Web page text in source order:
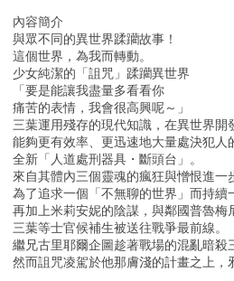
內容簡介
與眾不同的異世界蹂躪故事！
這個世界，為我而轉動。
少女純潔的「詛咒」蹂躪異世界
「要是能讓我盡量多看看你
痛苦的表情，我會很高興呢～」
三葉運用殘存的現代知識，在異世界開
能夠更有效率、更迅速地大量處決犯人
全新「人道處刑器具・斷頭台」。
來自其體內三個靈魂的瘋狂與憎恨進一
為了追求一個「不無聊的世界」而持續
再加上米莉安妮的陰謀，與鄰國普魯梅
三葉等士官候補生被送往戰爭最前線。
繼兄古里耶爾企圖趁著戰場的混亂暗殺
然而詛咒凌駕於他那膚淺的計畫之上